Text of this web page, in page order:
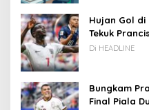
Hujan Gol
Tekuk
Di HEADLINE
Bungkam
Final Piala